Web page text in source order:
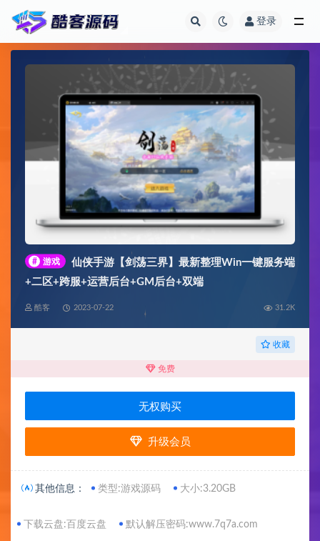
登录
# 游戏
仙侠手游【剑荡三界】最新整理Win一键服务端
+二区+跨服+运营后台+GM后台+双端
酷客 2023-07-22 31.2K
收藏
免费
无权购买
升级会员
其他信息： 类型:游戏源码 大小:3.20GB
下载云盘:百度云盘 默认解压密码:www.7q7a.com